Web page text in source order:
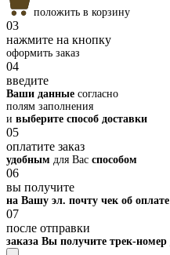
положить в корзину
03
нажмите на кнопку
оформить заказ
04
введите
Ваши данные согласно
полям заполнения
и выберите способ доставки
05
оплатите заказ
удобным для Вас способом
06
вы получите
на Вашу эл. почту чек об оплате
07
после отправки
заказа Вы получите трек-номер